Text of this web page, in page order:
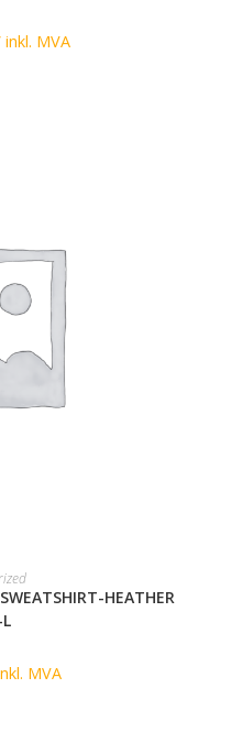
inkl. MVA
HEATHER
L
MVA